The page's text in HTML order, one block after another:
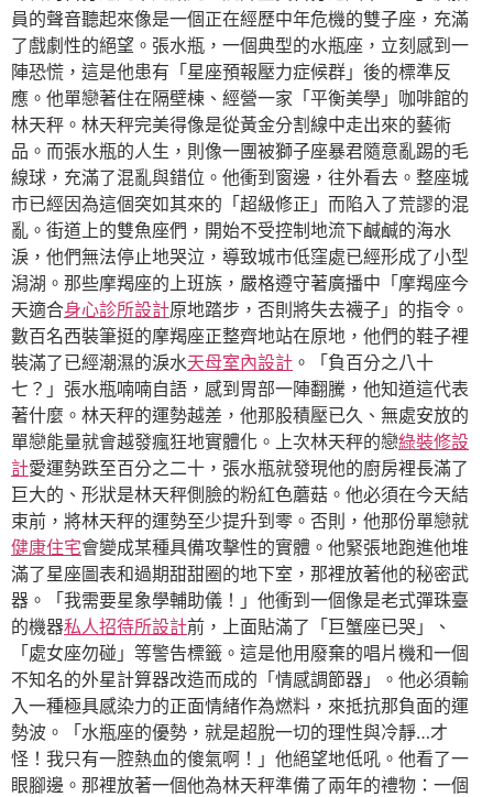
員的聲音聽起來像是一個正在經歷中年危機的雙子座，充滿
了戲劇性的絕望。張水瓶，一個典型的水瓶座，立刻感到一
陣恐慌，這是他患有「星座預報壓力症候群」後的標準反
應。他單戀著住在隔壁棟、經營一家「平衡美學」咖啡館的
林天秤。林天秤完美得像是從黃金分割線中走出來的藝術
品。而張水瓶的人生，則像一團被獅子座暴君隨意亂踢的毛
線球，充滿了混亂與錯位。他衝到窗邊，往外看去。整座城
市已經因為這個突如其來的「超級修正」而陷入了荒謬的混
亂。街道上的雙魚座們，開始不受控制地流下鹹鹹的海水
淚，他們無法停止地哭泣，導致城市低窪處已經形成了小型
潟湖。那些摩羯座的上班族，嚴格遵守著廣播中「摩羯座今
天適合身心診所設計原地踏步，否則將失去襪子」的指令。
數百名西裝筆挺的摩羯座正整齊地站在原地，他們的鞋子裡
裝滿了已經潮濕的淚水天母室內設計 。「負百分之八十
七？」張水瓶喃喃自語，感到胃部一陣翻騰，他知道這代表
著什麼。林天秤的運勢越差，他那股積壓已久、無處安放的
單戀能量就會越發瘋狂地實體化。上次林天秤的戀綠裝修設
計愛運勢跌至百分之二十，張水瓶就發現他的廚房裡長滿了
巨大的、形狀是林天秤側臉的粉紅色蘑菇。他必須在今天結
束前，將林天秤的運勢至少提升到零。否則，他那份單戀就
健康住宅會變成某種具備攻擊性的實體。他緊張地跑進他堆
滿了星座圖表和過期甜甜圈的地下室，那裡放著他的秘密武
器。「我需要星象學輔助儀！」他衝到一個像是老式彈珠臺
的機器私人招待所設計前，上面貼滿了「巨蟹座已哭」、
「處女座勿碰」等警告標籤。這是他用廢棄的唱片機和一個
不知名的外星計算器改造而成的「情感調節器」。他必須輸
入一種極具感染力的正面情緒作為燃料，來抵抗那負面的運
勢波。「水瓶座的優勢，就是超脫一切的理性與冷靜…才
怪！我只有一腔熱血的傻氣啊！」他絕望地低吼。他看了一
眼腳邊。那裡放著一個他為林天秤準備了兩年的禮物：一個